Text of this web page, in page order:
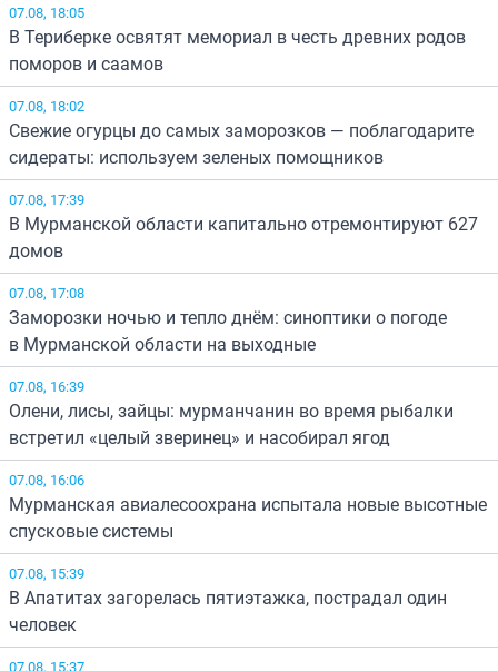
07.08, 18:05
В Териберке освятят мемориал в честь древних родов
поморов и саамов
07.08, 18:02
Свежие огурцы до самых заморозков — поблагодарите
сидераты: используем зеленых помощников
07.08, 17:39
В Мурманской области капитально отремонтируют 627
домов
07.08, 17:08
Заморозки ночью и тепло днём: синоптики о погоде
в Мурманской области на выходные
07.08, 16:39
Олени, лисы, зайцы: мурманчанин во время рыбалки
встретил «целый зверинец» и насобирал ягод
07.08, 16:06
Мурманская авиалесоохрана испытала новые высотные
спусковые системы
07.08, 15:39
В Апатитах загорелась пятиэтажка, пострадал один
человек
07.08, 15:37